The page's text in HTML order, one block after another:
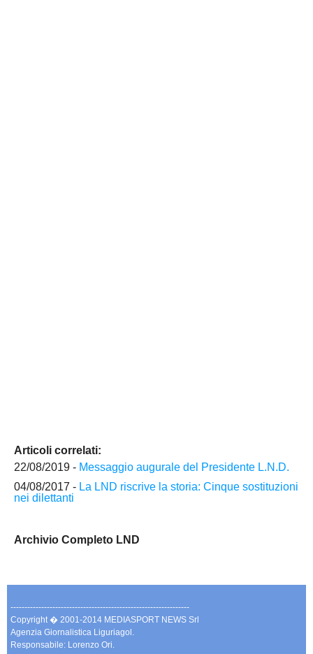
Articoli correlati:
22/08/2019 - Messaggio augurale del Presidente L.N.D.
04/08/2017 - La LND riscrive la storia: Cinque sostituzioni
nei dilettanti
Archivio Completo LND
----------------------------------------------------------------
Copyright � 2001-2014 MEDIASPORT NEWS Srl
Agenzia Giornalistica Liguriagol.
Responsabile: Lorenzo Ori.